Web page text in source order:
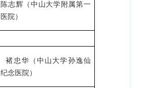
陈志辉（中山大学附属第一
医院）
褚忠华（中山大学孙逸仙
纪念医院）